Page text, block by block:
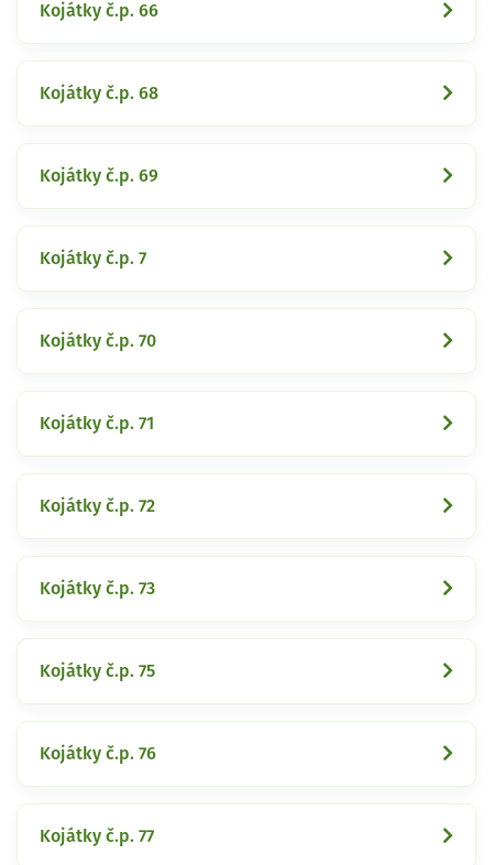
Kojátky č.p. 66
Kojátky č.p. 68
Kojátky č.p. 69
Kojátky č.p. 7
Kojátky č.p. 70
Kojátky č.p. 71
Kojátky č.p. 72
Kojátky č.p. 73
Kojátky č.p. 75
Kojátky č.p. 76
Kojátky č.p. 77